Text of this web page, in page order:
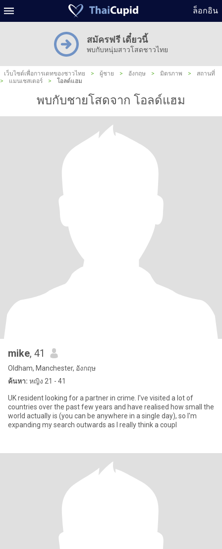
ล็อกอิน
สมัครฟรี เดี๋ยวนี้
พบกับหนุ่มสาวโสดชาวไทย
เว็บไซต์เพื่อการเดทของชาวไทย > ผู้ชาย > อังกฤษ > มิตรภาพ >
สถานที่
>
แมนเชสเตอร์ > โอลด์แฮม
พบกับชายโสดจาก โอลด์แฮม
mike, 41
Oldham, Manchester, อังกฤษ
ค้นหา: หญิง 21 - 41
UK resident looking for a partner in crime. I've visited a lot of
countries over the past few years and have realised how small the
world actually is (you can be anywhere in a single day), so I'm
expanding my search outwards as I really think a coupl